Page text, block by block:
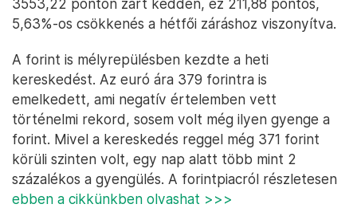
3553,22 ponton zárt kedden, ez 211,88 pontos,
5,63%-os csökkenés a hétfői záráshoz viszonyítva.
A forint is mélyrepülésben kezdte a heti
kereskedést. Az euró ára 379 forintra is
emelkedett, ami negatív értelemben vett
történelmi rekord, sosem volt még ilyen gyenge a
forint. Mivel a kereskedés reggel még 371 forint
körüli szinten volt, egy nap alatt több mint 2
százalékos a gyengülés. A forintpiacról részletesen
ebben a cikkünkben olvashat >>>